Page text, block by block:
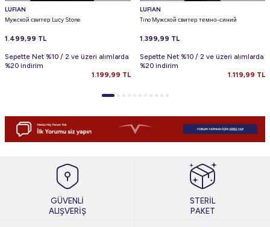
LUFIAN
Мужской свитер Lucy Stone
1.499,99 TL
Sepette Net %10 / 2 ve üzeri alımlarda
%20 indirim
1.199,99 TL
LUFIAN
Tıno Мужской свитер темно-синий
1.399,99 TL
Sepette Net %10 / 2 ve üzeri alımlarda
%20 indirim
1.119,99 TL
GÜVENLİ
ALIŞVERİŞ
STERİL
PAKET